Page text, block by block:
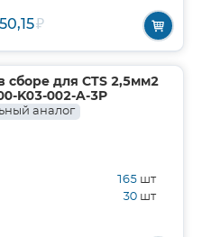
₽
сборе для CTS 2,5мм2
K03-002-A-3P
аналог
165 шт
30 шт